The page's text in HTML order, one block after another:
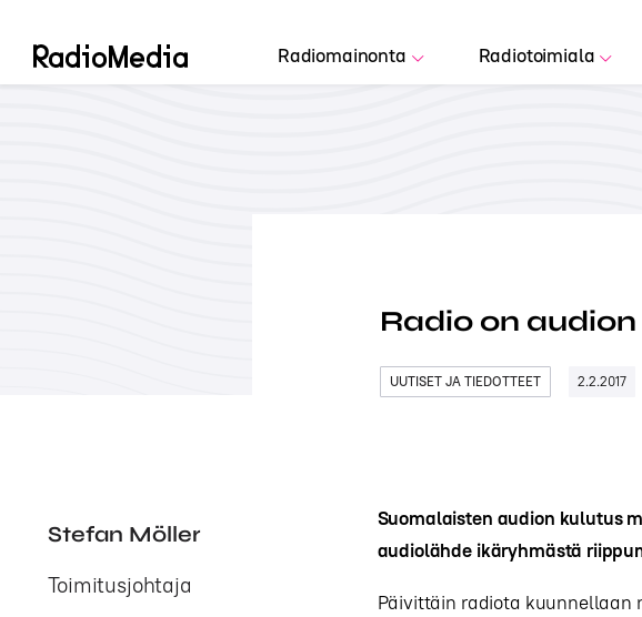
Radiomainonta Radiotoimiala
Radio on
UUTISET JA TIEDOTTEET 2.2.2017
Suomalaisten audion kulutus
audiolähde ikäryhmästä
Päivittäin radiota kuunnellaan
Stefan Möller
Toimitusjohtaja